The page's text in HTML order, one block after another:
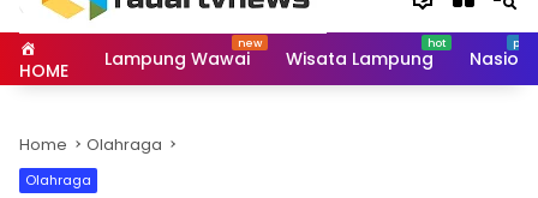
HOME Lampung Wawai Wisata Lampung
Home Olahraga
Olahraga